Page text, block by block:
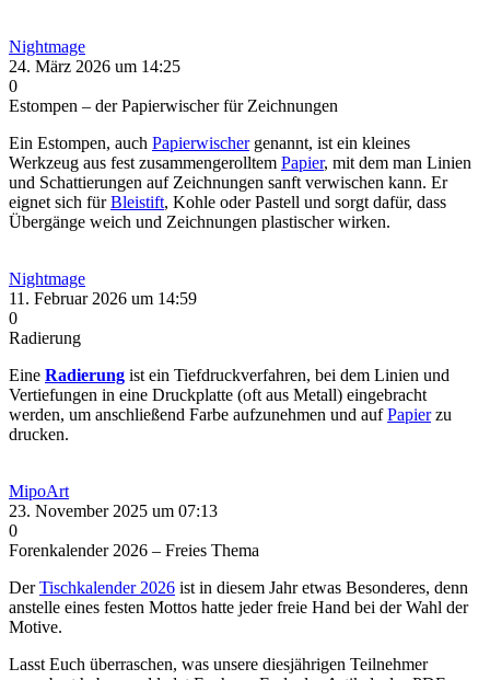
Nightmage
24. März 2026 um 14:25
0
Estompen – der Papierwischer für Zeichnungen
Ein Estompen, auch Papierwischergenannt, ist ein kleines
Werkzeug aus fest zusammengerolltem Papier, mit dem man Linien
und Schattierungen auf Zeichnungen sanft verwischen kann. Er
eignet sich fürBleistift, Kohle oder Pastell und sorgt dafür, dass
Übergänge weich und Zeichnungen plastischer wirken.
Nightmage
11. Februar 2026 um 14:59
0
Radierung
Eine Radierung ist ein Tiefdruckverfahren, bei dem Linien und
Vertiefungen in eine Druckplatte (oft aus Metall) eingebracht
werden, um anschließend Farbe aufzunehmen und aufPapierzu
drucken.
MipoArt
23. November 2025 um 07:13
0
Forenkalender 2026 – Freies Thema
DerTischkalender 2026 ist in diesem Jahr etwas Besonderes, denn
anstelle eines festen Mottos hatte jeder freie Hand bei der Wahl der
Motive.
Lasst Euch überraschen, was unsere diesjährigen Teilnehmer